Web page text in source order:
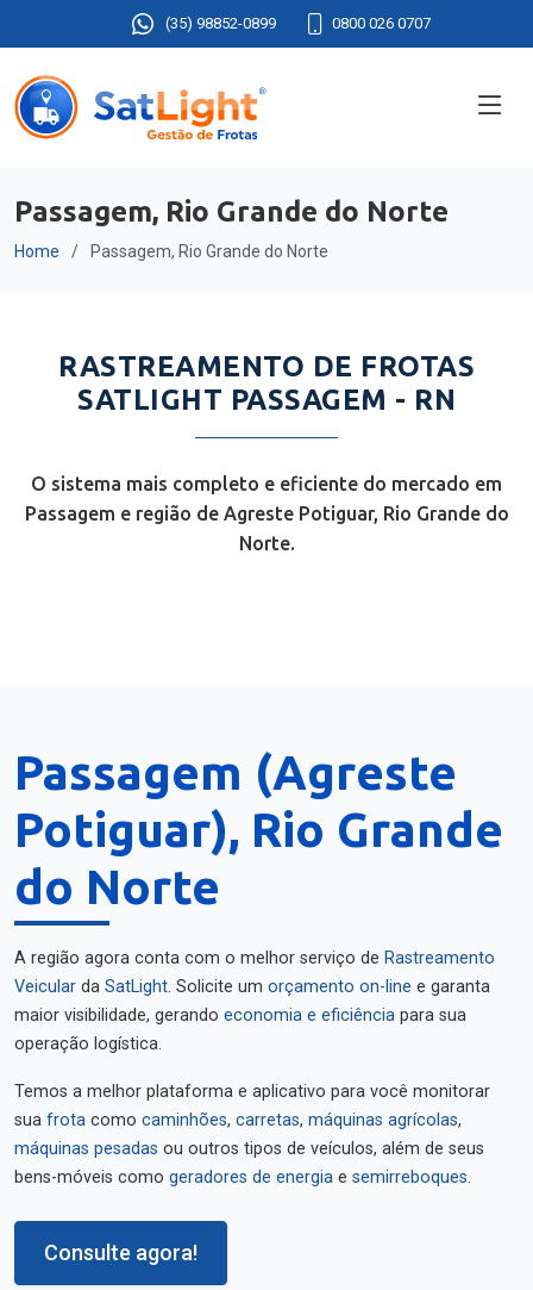
(35) 98852-0899 0800 026 0707
Passagem, Rio Grande do Norte
Home Passagem, Rio Grande do Norte
RASTREAMENTO DE FROTAS
SATLIGHT PASSAGEM - RN
O sistema mais completo e eficiente do mercado em
Passagem e região de Agreste Potiguar, Rio Grande do
Norte.
Passagem (Agreste
Potiguar), Rio Grande
do Norte
A região agora conta com o melhor serviço de Rastreamento
Veicular da SatLight. Solicite um orçamento on-line e garanta
maior visibilidade, gerando economia e eficiência para sua
operação logística.
Temos a melhor plataforma e aplicativo para você monitorar
sua frota como caminhões, carretas, máquinas agrícolas,
máquinas pesadas ou outros tipos de veículos, além de seus
bens-móveis como geradores de energia e semirreboques.
Consulte agora!